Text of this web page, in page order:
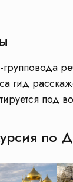
гид
под
по